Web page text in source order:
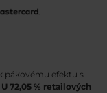
pákovému efektu s
U 72,05 % retailových